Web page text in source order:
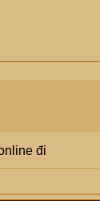
đi